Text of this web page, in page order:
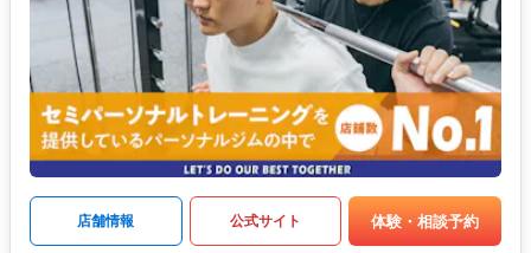
店舗情報 公式サイト 体験・相談予約